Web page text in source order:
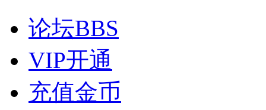
论坛BBS
VIP开通
充值金币